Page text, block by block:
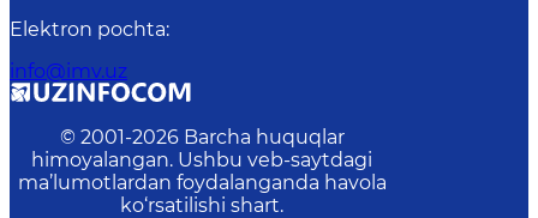
Elektron pochta:
info@imv.uz
© 2001-2026 Barcha huquqlar
himoyalangan. Ushbu veb-saytdagi
ma’lumotlardan foydalanganda havola
ko‘rsatilishi shart.